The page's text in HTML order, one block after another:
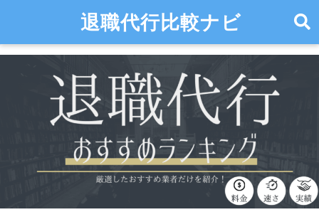
退職代行比較ナビ